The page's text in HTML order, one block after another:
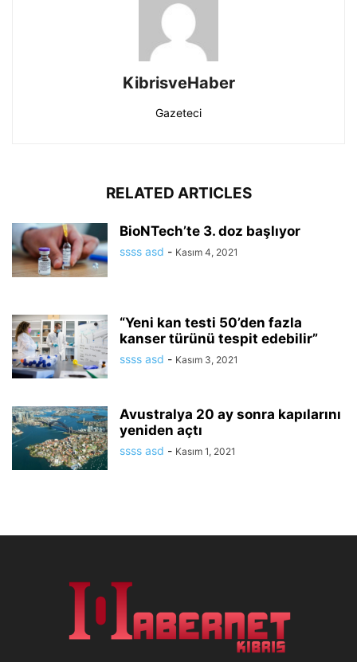
KibrisveHaber
Gazeteci
RELATED ARTICLES
BioNTech’te 3. doz başlıyor
ssss asd - Kasım 4, 2021
“Yeni kan testi 50’den fazla
kanser türünü tespit edebilir”
ssss asd - Kasım 3, 2021
Avustralya 20 ay sonra kapılarını
yeniden açtı
ssss asd - Kasım 1, 2021